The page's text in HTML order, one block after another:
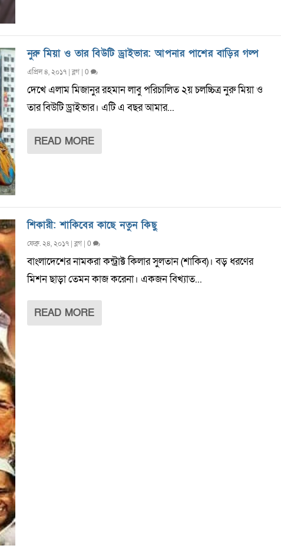
নুরু মিয়া ও তার বিউটি ড্রাইভার: আপনার পাশের বাড়ির গল্প
এপ্রিল ৪, ২০১৭|ব্লগ| 0
দেখে এলাম মিজানুর রহমান লাবু পরিচালিত ২য় চলচ্চিত্র নুরু মিয়া ও
তার বিউটি ড্রাইভার। এটি এ বছর আমার...
READ MORE
শিকারী: শাকিবের কাছে নতুন কিছু
ফেব্রু. ২৪, ২০১৭|ব্লগ| 0
বাংলাদেশের নামকরা কন্ট্রাক্ট কিলার সুলতান (শাকিব)। বড় ধরণের
মিশন ছাড়া তেমন কাজ করেনা। একজন বিখ্যাত...
READ MORE